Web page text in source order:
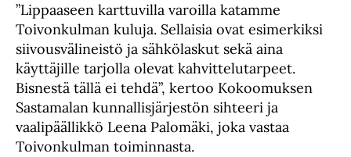
”Lippaaseen karttuvilla varoilla katamme
Toivonkulman kuluja. Sellaisia ovat esimerkiksi
siivousvälineistö ja sähkölaskut sekä aina
käyttäjille tarjolla olevat kahvittelutarpeet.
Bisnestä tällä ei tehdä”, kertoo Kokoomuksen
Sastamalan kunnallisjärjestön sihteeri ja
vaalipäällikkö Leena Palomäki, joka vastaa
Toivonkulman toiminnasta.